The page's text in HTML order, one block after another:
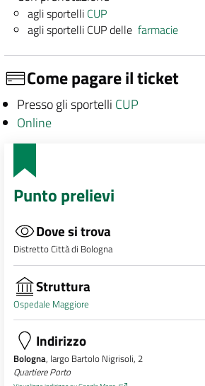
agli sportelli CUP
agli sportelli CUP dellefarmacie
Come pagare il ticket
Presso gli sportelli CUP
Online
Punto prelievi
Dove si trova
Distretto Città di Bologna
Struttura
Ospedale Maggiore
Indirizzo
Bologna, largo Bartolo Nigrisoli, 2
Quartiere Porto